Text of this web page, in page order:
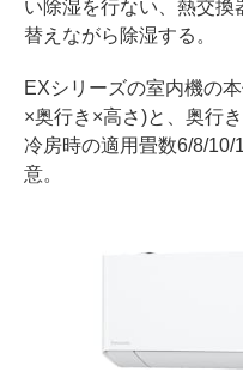
い除湿を行ない、熱交換
替えながら除湿する。
EXシリーズの室内機の
×奥行き×高さ)と、奥行
冷房時の適用畳数6/8/10/
意。